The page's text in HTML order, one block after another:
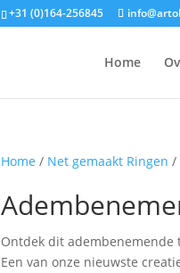
+31 (0)164-256845
Home
Home / Net gemaakt Ringen /
Ontdek dit
Een van onze nieuwste